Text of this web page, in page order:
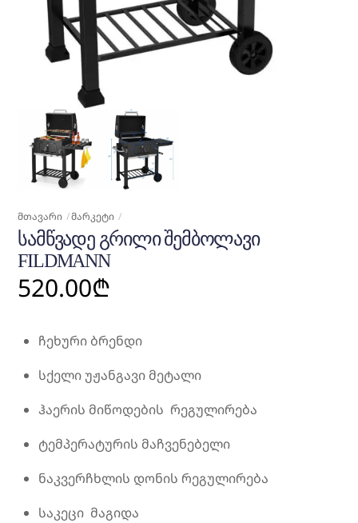
ᲛᲗᲐᲕᲐᲠᲘ ᲛᲐᲠᲙᲔᲢᲘ
ᲡᲐᲛᲬᲕᲐᲓᲔ ᲒᲠᲘᲚᲘ ᲨᲔᲛᲑᲝᲚᲐᲕᲘ
FILDMANN
520.00₾
ჩეხური ბრენდი
სქელი უჟანგავი მეტალი
ჰაერის მიწოდების რეგულირება
ტემპერატურის მაჩვენებელი
ნაკვერჩხლის დონის რეგულირება
საკეცი მაგიდა